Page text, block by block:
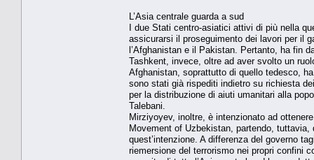
L’Asia centrale guarda a sud
I due Stati centro-asiatici attivi di più nella
assicurarsi il proseguimento dei lavori per il
l’Afghanistan e il Pakistan. Pertanto, ha fin
Tashkent, invece, oltre ad aver svolto un
Afghanistan, soprattutto di quello tedesco,
sono stati già rispediti indietro su richiesta
per la distribuzione di aiuti umanitari alla
Talebani.
Mirziyoyev, inoltre, è intenzionato ad
Movement of Uzbekistan, partendo, tuttavia,
quest’intenzione. A differenza del governo
riemersione del terrorismo nei propri confini